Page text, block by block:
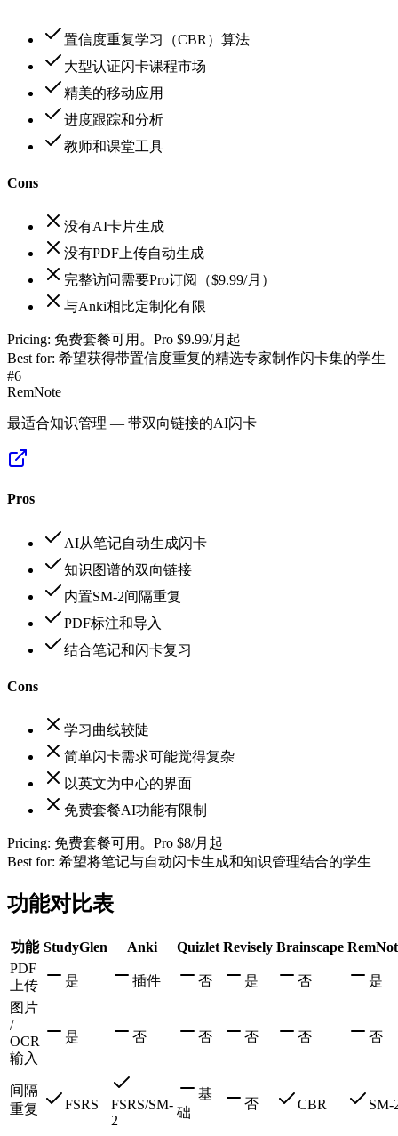
置信度重复学习（CBR）算法
大型认证闪卡课程市场
精美的移动应用
进度跟踪和分析
教师和课堂工具
Cons
没有AI卡片生成
没有PDF上传自动生成
完整访问需要Pro订阅（$9.99/月）
与Anki相比定制化有限
Pricing: 免费套餐可用。Pro $9.99/月起
Best for: 希望获得带置信度重复的精选专家制作闪卡集的学生
#6
RemNote
最适合知识管理 — 带双向链接的AI闪卡
Pros
AI从笔记自动生成闪卡
知识图谱的双向链接
内置SM-2间隔重复
PDF标注和导入
结合笔记和闪卡复习
Cons
学习曲线较陡
简单闪卡需求可能觉得复杂
以英文为中心的界面
免费套餐AI功能有限制
Pricing: 免费套餐可用。Pro $8/月起
Best for: 希望将笔记与自动闪卡生成和知识管理结合的学生
功能对比表
功能 StudyGlen Anki Quizlet Revisely Brainscape
PDF
上传
是 插件 否 是 否
是
图片
/
OCR
输入
是 否 否 否 否 否
间隔
重复
FSRS
FSRS/SM-
2
基
础
否 CBR SM-